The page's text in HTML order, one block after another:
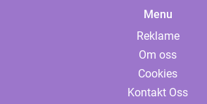
Menu
Reklame
Om oss
Cookies
Kontakt Oss